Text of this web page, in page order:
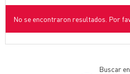
No se encontraron resultados. Por
Buscar en